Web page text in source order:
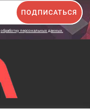
ПОДПИСАТЬСЯ
обработку персональных данных.